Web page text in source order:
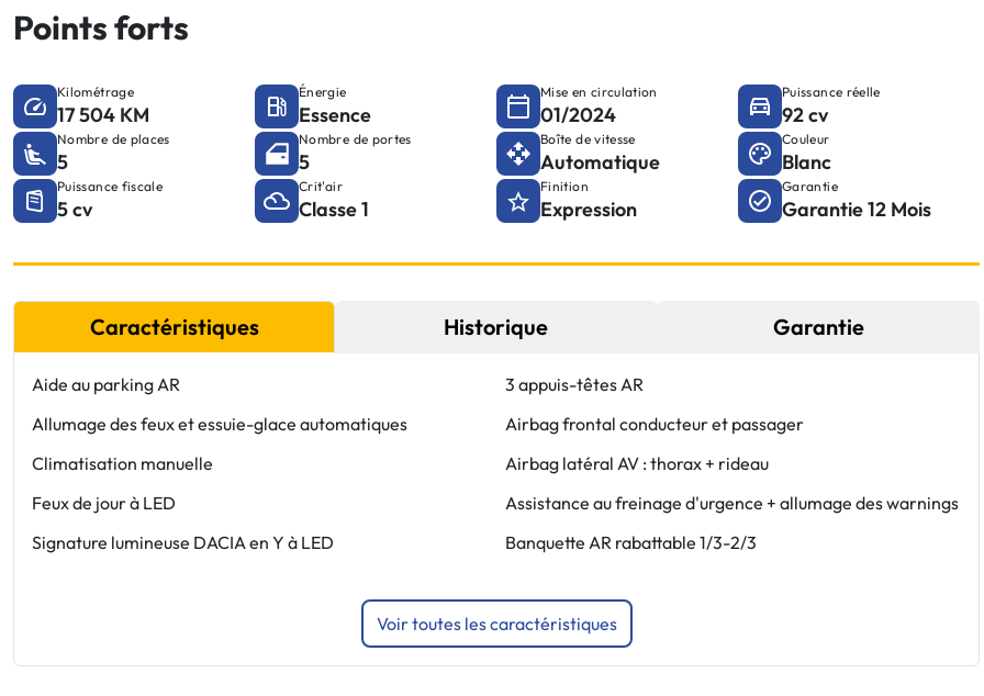
Points forts
Kilométrage
17 504 KM
Énergie
Essence
Mise en circulation
01/2024
Puissance réelle
92 cv
Nombre de places
5
Nombre de portes
5
Boîte de vitesse
Automatique
Couleur
Blanc
Puissance fiscale
5 cv
Crit'air
Classe 1
Finition
Expression
Garantie
Garantie 12 Mois
Caractéristiques Historique Garantie
Aide au parking AR
Allumage des feux et essuie-glace automatiques
Climatisation manuelle
Feux de jour à LED
Signature lumineuse DACIA en Y à LED
3 appuis-têtes AR
Airbag frontal conducteur et passager
Airbag latéral AV : thorax + rideau
Assistance au freinage d'urgence + allumage des warnings
Banquette AR rabattable 1/3-2/3
Voir toutes les caractéristiques